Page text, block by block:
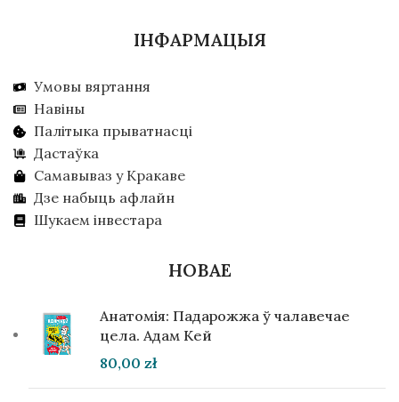
ІНФАРМАЦЫЯ
Умовы вяртання
Навіны
Палітыка прыватнасці
Дастаўка
Самавываз у Кракаве
Дзе набыць афлайн
Шукаем інвестара
НОВАЕ
Анатомія: Падарожжа ў чалавечае
цела. Адам Кей
80,00 zł